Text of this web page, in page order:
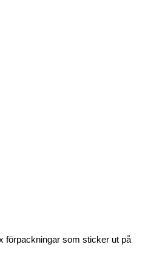
förpackningar som sticker ut på